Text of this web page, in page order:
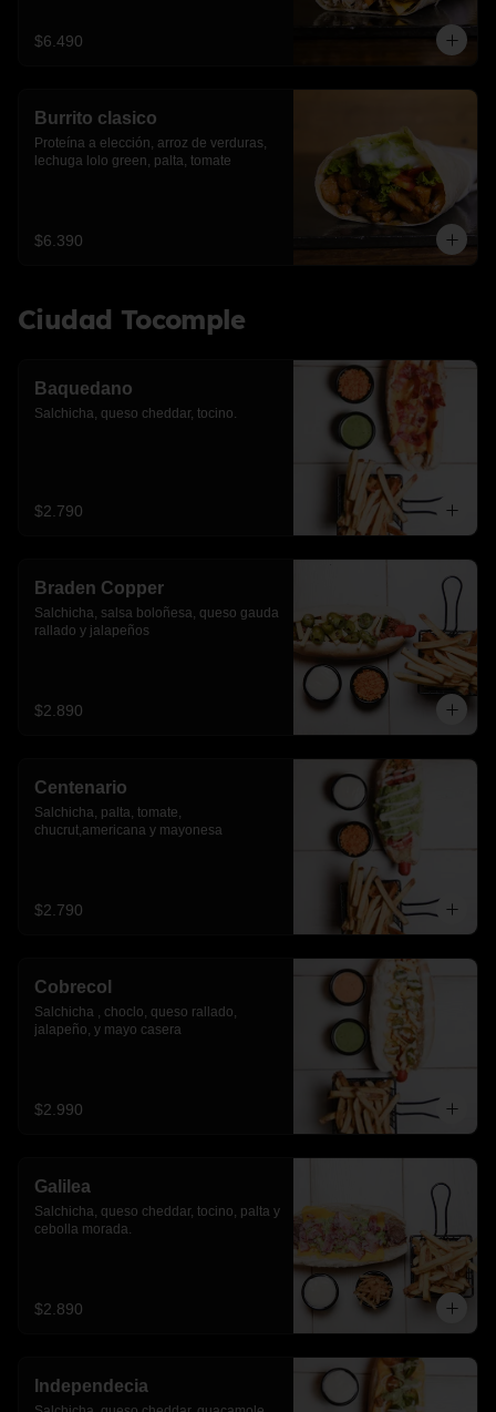
$6.490
Burrito clasico
Proteína a elección, arroz de verduras,
lechuga lolo green, palta, tomate
$6.390
Ciudad Tocomple
Baquedano
Salchicha, queso cheddar, tocino.
$2.790
Braden Copper
Salchicha, salsa boloñesa, queso gauda
rallado y jalapeños
$2.890
Centenario
Salchicha, palta, tomate,
chucrut,americana y mayonesa
$2.790
Cobrecol
Salchicha , choclo, queso rallado,
jalapeño, y mayo casera
$2.990
Galilea
Salchicha, queso cheddar, tocino, palta y
cebolla morada.
$2.890
Independecia